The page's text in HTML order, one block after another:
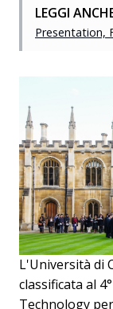
LEGGI
Presentation,
L'Università di
classificata al
Technology